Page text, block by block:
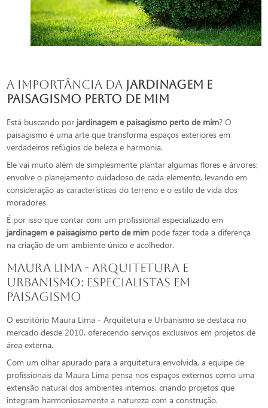
A Importância da jardinagem e
paisagismo perto de mim
Está buscando por jardinagem e paisagismo perto de mim? O
paisagismo é uma arte que transforma espaços exteriores em
verdadeiros refúgios de beleza e harmonia.
Ele vai muito além de simplesmente plantar algumas flores e árvores;
envolve o planejamento cuidadoso de cada elemento, levando em
consideração as características do terreno e o estilo de vida dos
moradores.
É por isso que contar com um profissional especializado em
jardinagem e paisagismo perto de mim pode fazer toda a diferença
na criação de um ambiente único e acolhedor.
Maura Lima - Arquitetura e
Urbanismo: Especialistas em
Paisagismo
O escritório Maura Lima - Arquitetura e Urbanismo se destaca no
mercado desde 2010, oferecendo serviços exclusivos em projetos de
área externa.
Com um olhar apurado para a arquitetura envolvida, a equipe de
profissionais da Maura Lima pensa nos espaços externos como uma
extensão natural dos ambientes internos, criando projetos que
integram harmoniosamente a natureza com a construção.